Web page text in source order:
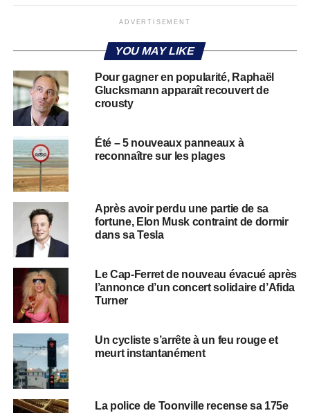
ADVERTISEMENT
YOU MAY LIKE
Pour gagner en popularité, Raphaël
Glucksmann apparaît recouvert de
crousty
Été – 5 nouveaux panneaux à
reconnaître sur les plages
Après avoir perdu une partie de sa
fortune, Elon Musk contraint de dormir
dans sa Tesla
Le Cap-Ferret de nouveau évacué après
l’annonce d’un concert solidaire d’Afida
Turner
Un cycliste s’arrête à un feu rouge et
meurt instantanément
La police de Toonville recense sa 175e